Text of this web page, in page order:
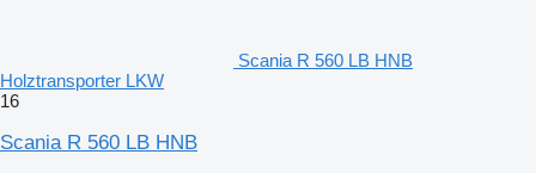
Scania R 560 LB HNB
Holztransporter LKW
16
Scania R 560 LB HNB